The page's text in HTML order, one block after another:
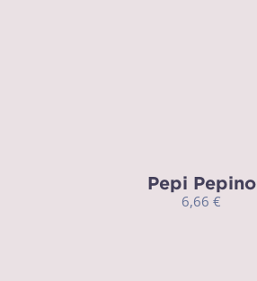
Pepi Pepino
6,66 €